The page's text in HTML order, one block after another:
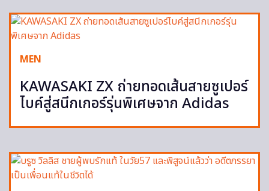
MEN
KAWASAKI ZX ถ่ายทอดเส้นสายซูเปอร์
ไบค์สู่สนีกเกอร์รุ่นพิเศษจาก Adidas